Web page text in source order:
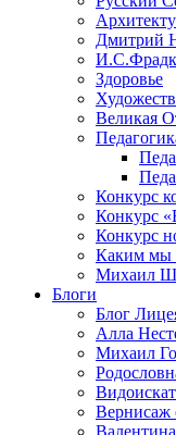
Дмитрий
Здоровье
Великая
Конкурс
Конкурс
Конкурс
Каким мы
Михаил
Блоги
Блог
Алла
Михаил
Вернисаж